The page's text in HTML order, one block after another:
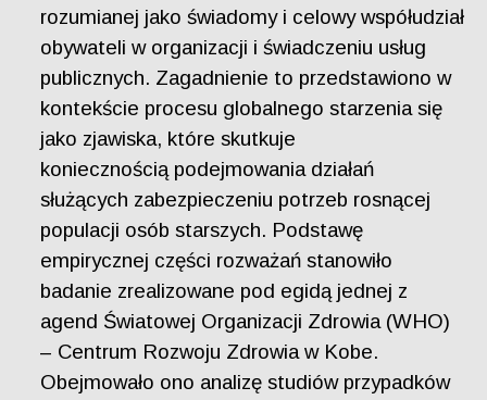
rozumianej jako świadomy i celowy współudział
obywateli w organizacji i świadczeniu usług
publicznych. Zagadnienie to przedstawiono w
kontekście procesu globalnego starzenia się
jako zjawiska, które skutkuje
koniecznością podejmowania działań
służących zabezpieczeniu potrzeb rosnącej
populacji osób starszych. Podstawę
empirycznej części rozważań stanowiło
badanie zrealizowane pod egidą jednej z
agend Światowej Organizacji Zdrowia (WHO)
– Centrum Rozwoju Zdrowia w Kobe.
Obejmowało ono analizę studiów przypadków